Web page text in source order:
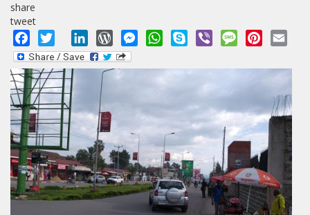
share
tweet
Facebook
Twitter LinkedInWordPressMessengerWhatsApp
Skype Viber MessagePinterest